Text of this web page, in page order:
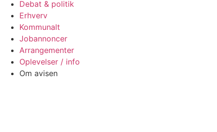
Debat & politik
Erhverv
Kommunalt
Jobannoncer
Arrangementer
Oplevelser / info
Om avisen